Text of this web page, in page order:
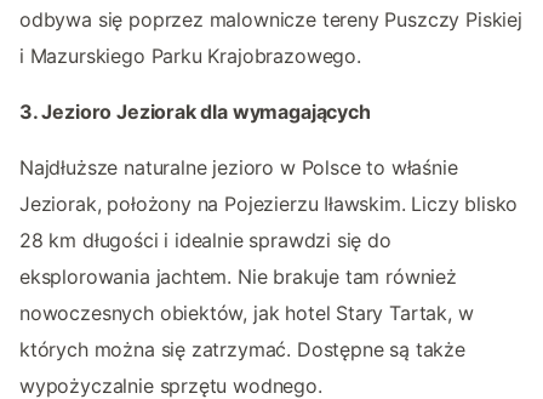
odbywa się poprzez malownicze tereny Puszczy Piskiej
i Mazurskiego Parku Krajobrazowego.
3. Jezioro Jeziorak dla wymagających
Najdłuższe naturalne jezioro w Polsce to właśnie
Jeziorak, położony na Pojezierzu Iławskim. Liczy blisko
28 km długości i idealnie sprawdzi się do
eksplorowania jachtem. Nie brakuje tam również
nowoczesnych obiektów, jak hotel Stary Tartak, w
których można się zatrzymać. Dostępne są także
wypożyczalnie sprzętu wodnego.